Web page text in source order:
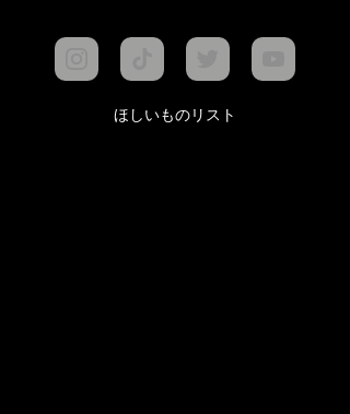
ほしいものリスト